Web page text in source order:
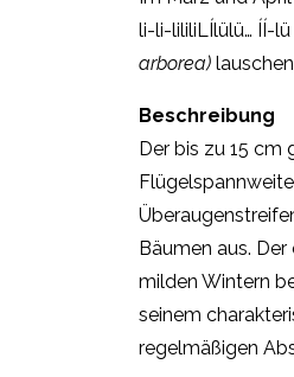
li-li-lililiLÍlülü… ÍÍ-
arborea)
Beschreibung
Der bis zu 15 cm
Bäumen aus.
milden Wintern
seinem
regelmäßigen